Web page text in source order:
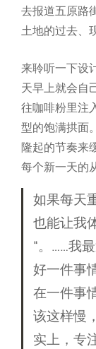
去报道五原路
土地的过去、
来聆听一下设
天早上就会自
往咖啡粉里注
型的饱满拱面
隆起的节奏来
每个新一天的
如果每天
也能让我
“。……我
好一件事
在一件事
该这样慢
实上，专